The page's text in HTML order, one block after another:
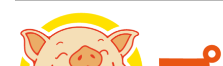
プーさんの満腹日記 |
豊中・箕面)のランチ＆
化してます。